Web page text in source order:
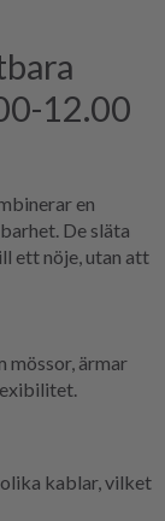
12.00
en
De släta
ett nöje, utan att
mössor, ärmar
olika kablar, vilket